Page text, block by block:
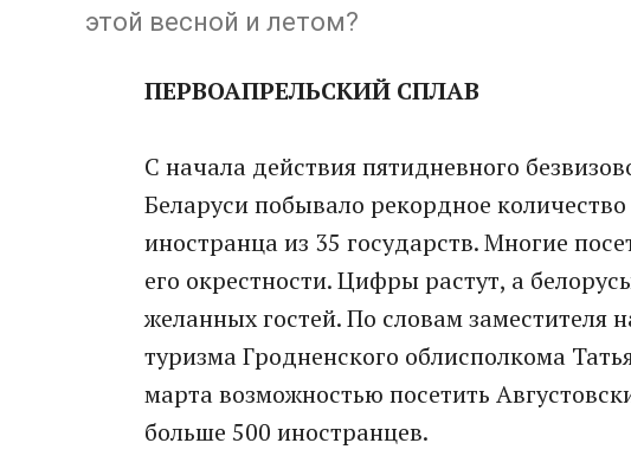
этой весной и летом?
ПЕРВОАПРЕЛЬСКИЙ СПЛАВ
С начала действия пятидневного
Беларуси побывало рекордное
иностранца из 35 государств. Многие
его окрестности. Цифры растут, а
желанных гостей. По словам заместителя
туризма Гродненского облисполкома
марта возможностью посетить
больше 500 иностранцев.